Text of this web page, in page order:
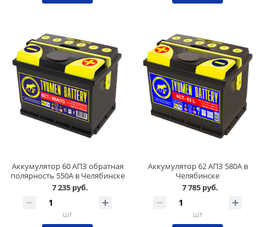
Аккумулятор 60 АПЗ обратная
полярность 550А в Челябинске
7 235 руб.
шт
Аккумулятор 62 АПЗ 580А в
Челябинске
7 785 руб.
шт